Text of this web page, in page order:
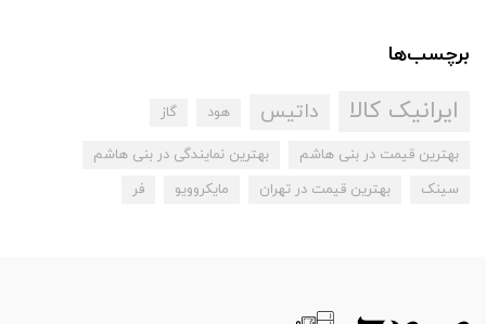
برچسب‌ها
ایرانیک کالا داتیس هود گاز
بهترین قیمت در بنی هاشم
بهترین نمایندگی در بنی هاشم
سینک
بهترین قیمت در تهران مایکروویو فر